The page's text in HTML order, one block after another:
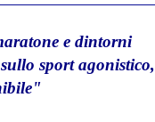
e dintorni
sport agonistico,